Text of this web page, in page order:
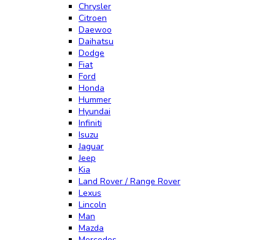
Chrysler
Citroen
Daewoo
Daihatsu
Dodge
Fiat
Ford
Honda
Hummer
Hyundai
Infiniti
Isuzu
Jaguar
Jeep
Kia
Land Rover / Range Rover
Lexus
Lincoln
Man
Mazda